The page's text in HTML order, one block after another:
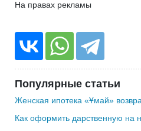
На правах рекламы
Популярные статьи
Женская ипотека «Ұмай»
Как оформить дарственную на